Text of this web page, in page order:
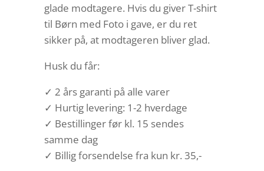
glade modtagere. Hvis du giver T-shirt
til Børn med Foto i gave, er du ret
sikker på, at modtageren bliver glad.
Husk du får:
✓ 2 års garanti på alle varer
✓ Hurtig levering: 1-2 hverdage
✓ Bestillinger før kl. 15 sendes
samme dag
✓ Billig forsendelse fra kun kr. 35,-